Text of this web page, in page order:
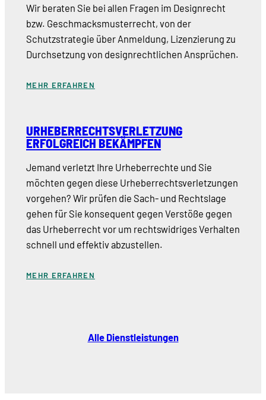
Wir beraten Sie bei allen Fragen im Designrecht
bzw. Geschmacksmusterrecht, von der
Schutzstrategie über Anmeldung, Lizenzierung zu
Durchsetzung von designrechtlichen Ansprüchen.
MEHR ERFAHREN
URHEBERRECHTSVERLETZUNG
ERFOLGREICH BEKÄMPFEN
Jemand verletzt Ihre Urheberrechte und Sie
möchten gegen diese Urheberrechtsverletzungen
vorgehen? Wir prüfen die Sach- und Rechtslage
gehen für Sie konsequent gegen Verstöße gegen
das Urheberrecht vor um rechtswidriges Verhalten
schnell und effektiv abzustellen.
MEHR ERFAHREN
Alle Dienstleistungen